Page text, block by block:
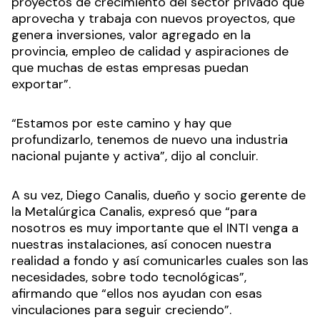
aprovecha y trabaja con nuevos proyectos, que
genera inversiones, valor agregado en la
provincia, empleo de calidad y aspiraciones de
que muchas de estas empresas puedan
exportar”.
“Estamos por este camino y hay que
profundizarlo, tenemos de nuevo una industria
nacional pujante y activa”, dijo al concluir.
A su vez, Diego Canalis, dueño y socio gerente de
la Metalúrgica Canalis, expresó que “para
nosotros es muy importante que el INTI venga a
nuestras instalaciones, así conocen nuestra
realidad a fondo y así comunicarles cuales son las
necesidades, sobre todo tecnológicas”,
afirmando que “ellos nos ayudan con esas
vinculaciones para seguir creciendo”.